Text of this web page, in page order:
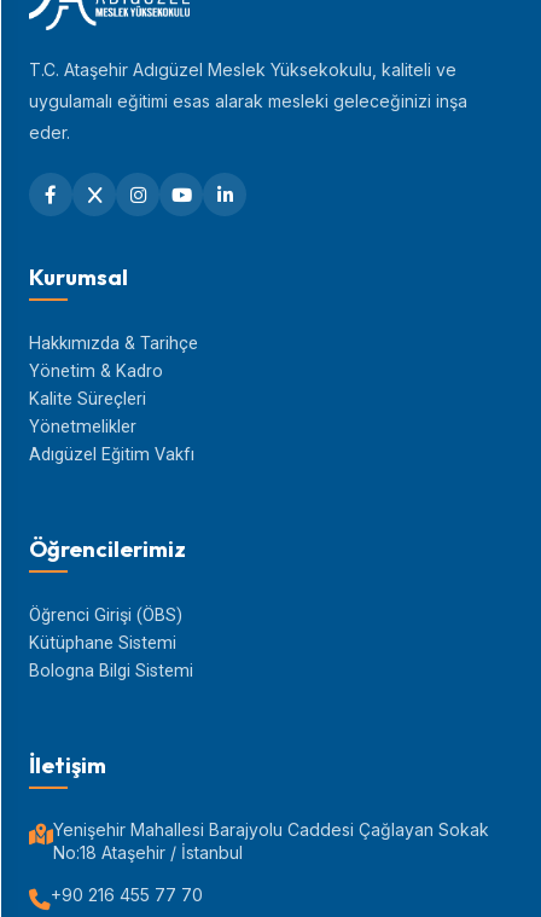
T.C. Ataşehir Adıgüzel Meslek Yüksekokulu, kaliteli ve
uygulamalı eğitimi esas alarak mesleki geleceğinizi inşa
eder.
Kurumsal
Hakkımızda & Tarihçe
Yönetim & Kadro
Kalite Süreçleri
Yönetmelikler
Adıgüzel Eğitim Vakfı
Öğrencilerimiz
Öğrenci Girişi (ÖBS)
Kütüphane Sistemi
Bologna Bilgi Sistemi
İletişim
Yenişehir Mahallesi Barajyolu Caddesi Çağlayan Sokak
No:18 Ataşehir / İstanbul
+90 216 455 77 70